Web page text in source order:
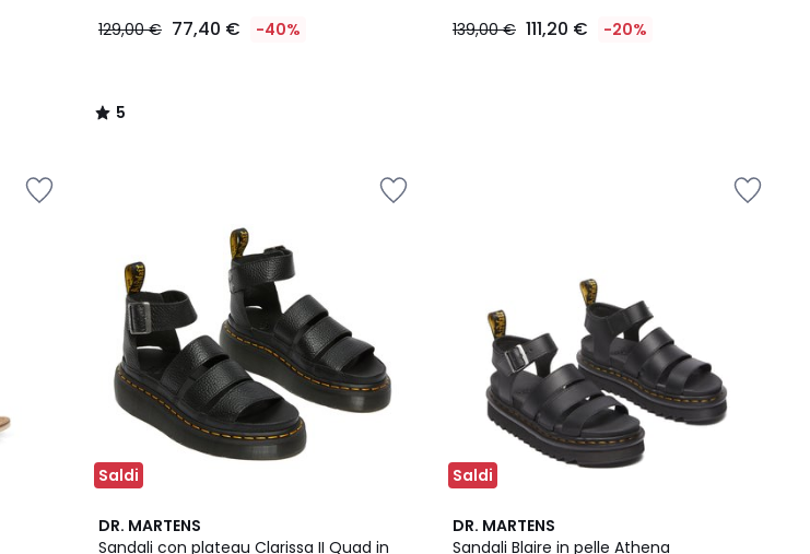
129,00 € 77,40 € -40%
5
/
139,00 € 111,20 € -20%
Saldi
DR. MARTENS
Sandali con plateau Clarissa II Quad in
5
/
Saldi
DR. MARTENS
Sandali Blaire in pelle Athena
4,6
/ 5